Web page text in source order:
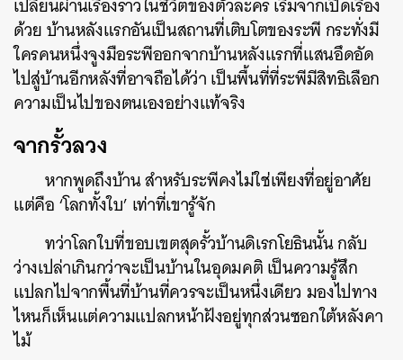
ด้วย บ้านหลังแรกอันเป็นสถานที่เติบโตของระพี กระทั่งมี
ใครคนหนึ่งจูงมือระพีออกจากบ้านหลังแรกที่แสนอึดอัด
ไปสู่บ้านอีกหลังที่อาจถือได้ว่า เป็นพื้นที่ที่ระพีมีสิทธิเลือก
ความเป็นไปของตนเองอย่างแท้จริง
จากรั้วลวง
หากพูดถึงบ้าน สำหรับระพีคงไม่ใช่เพียงที่อยู่อาศัย
แต่คือ ‘โลกทั้งใบ’ เท่าที่เขารู้จัก
ทว่าโลกใบที่ขอบเขตสุดรั้วบ้านดิเรกโยธินนั้น กลับ
ว่างเปล่าเกินกว่าจะเป็นบ้านในอุดมคติ เป็นความรู้สึก
แปลกไปจากพื้นที่บ้านที่ควรจะเป็นหนึ่งเดียว มองไปทาง
ไหนก็เห็นแต่ความแปลกหน้าฝังอยู่ทุกส่วนซอกใต้หลังคา
ไม้